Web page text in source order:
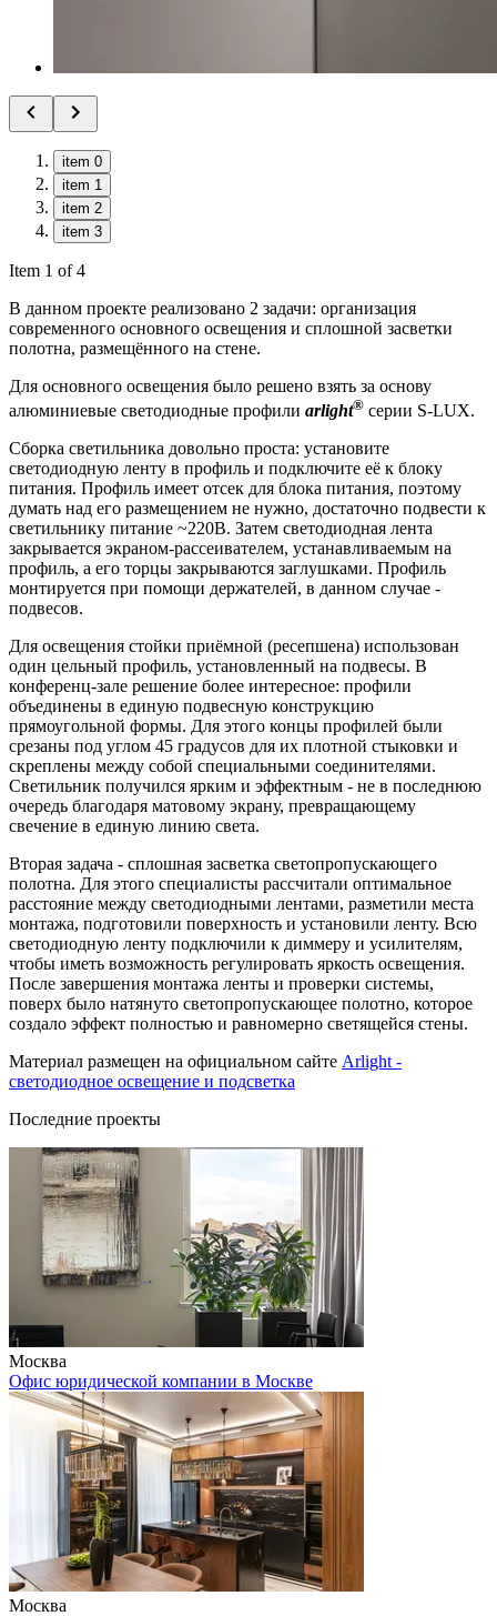
item 0
item 1
item 2
item 3
Item 1 of 4
В данном проекте реализовано 2 задачи: организация
современного основного освещения и сплошной засветки
полотна, размещённого на стене.
Для основного освещения было решено взять за основу
алюминиевые светодиодные профили arlight® серии S-LUX.
Сборка светильника довольно проста: установите
светодиодную ленту в профиль и подключите её к блоку
питания. Профиль имеет отсек для блока питания, поэтому
думать над его размещением не нужно, достаточно подвести к
светильнику питание ~220В. Затем светодиодная лента
закрывается экраном-рассеивателем, устанавливаемым на
профиль, а его торцы закрываются заглушками. Профиль
монтируется при помощи держателей, в данном случае -
подвесов.
Для освещения стойки приёмной (ресепшена) использован
один цельный профиль, установленный на подвесы. В
конференц-зале решение более интересное: профили
объединены в единую подвесную конструкцию
прямоугольной формы. Для этого концы профилей были
срезаны под углом 45 градусов для их плотной стыковки и
скреплены между собой специальными соединителями.
Светильник получился ярким и эффектным - не в последнюю
очередь благодаря матовому экрану, превращающему
свечение в единую линию света.
Вторая задача - сплошная засветка светопропускающего
полотна. Для этого специалисты рассчитали оптимальное
расстояние между светодиодными лентами, разметили места
монтажа, подготовили поверхность и установили ленту. Всю
светодиодную ленту подключили к диммеру и усилителям,
чтобы иметь возможность регулировать яркость освещения.
После завершения монтажа ленты и проверки системы,
поверх было натянуто светопропускающее полотно, которое
создало эффект полностью и равномерно светящейся стены.
Материал размещен на официальном сайте Arlight -
светодиодное освещение и подсветка
Последние проекты
Москва
Офис юридической компании в Москве
Москва